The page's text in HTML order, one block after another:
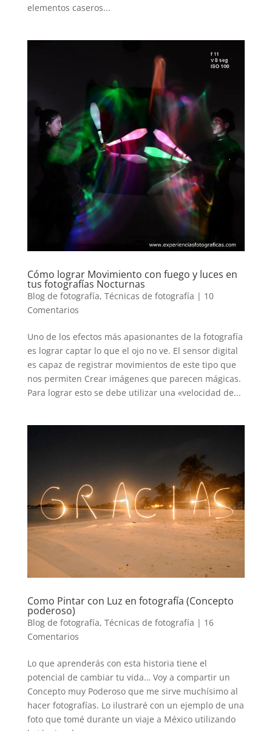
elementos caseros...
Cómo lograr Movimiento con fuego y luces en
tus fotografías Nocturnas
Blog de fotografía, Técnicas de fotografía | 10
Comentarios
Uno de los efectos más apasionantes de la fotografía
es lograr captar lo que el ojo no ve. El sensor digital
es capaz de registrar movimientos de este tipo que
nos permiten Crear imágenes que parecen mágicas.
Para lograr esto se debe utilizar una «velocidad de...
Como Pintar con Luz en fotografía (Concepto
poderoso)
Blog de fotografía, Técnicas de fotografía | 16
Comentarios
Lo que aprenderás con esta historia tiene el
potencial de cambiar tu vida… Voy a compartir un
Concepto muy Poderoso que me sirve muchísimo al
hacer fotografías. Lo ilustraré con un ejemplo de una
foto que tomé durante un viaje a México utilizando